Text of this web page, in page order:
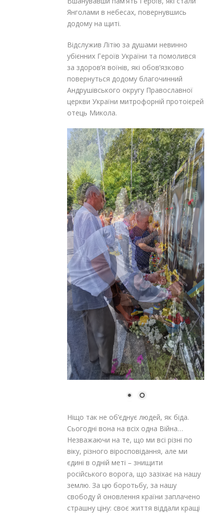
Янголами в небесах, повернувшись
додому на щиті.
Відслужив Літію за душами невинно
убієнних Героїв України та помолився
за здоров’я воїнів, які обов’язково
повернуться додому благочинний
Андрушівського округу Православної
церкви України митрофорній протоієрей
отець Микола.
Ніщо так не об’єднує людей, як біда.
Сьогодні вона на всіх одна Війна…
Незважаючи на те, що ми всі різні по
віку, різного віросповідання, але ми
єдині в одній меті – знищити
російського ворога, що зазіхає на нашу
землю. За цю боротьбу, за нашу
свободу й оновлення країни заплачено
страшну ціну: своє життя віддали кращі